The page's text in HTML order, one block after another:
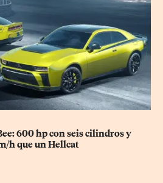
600 hp con seis cilindros y
h que un Hellcat